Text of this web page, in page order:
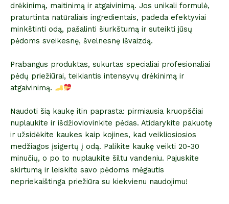
drėkinimą, maitinimą ir atgaivinimą. Jos unikali formulė,
praturtinta natūraliais ingredientais, padeda efektyviai
minkštinti odą, pašalinti šiurkštumą ir suteikti jūsų
pėdoms sveikesnę, švelnesnę išvaizdą.
Prabangus produktas, sukurtas specialiai profesionaliai
pėdų priežiūrai, teikiantis intensyvų drėkinimą ir
atgaivinimą.
Naudoti šią kaukę itin paprasta: pirmiausia kruopščiai
nuplaukite ir išdžioviovinkite pėdas. Atidarykite pakuotę
ir užsidėkite kaukes kaip kojines, kad veikliosiosios
medžiagos įsigertų į odą. Palikite kaukę veikti 20-30
minučių, o po to nuplaukite šiltu vandeniu. Pajuskite
skirtumą ir leiskite savo pėdoms mėgautis
nepriekaištinga priežiūra su kiekvienu naudojimu!